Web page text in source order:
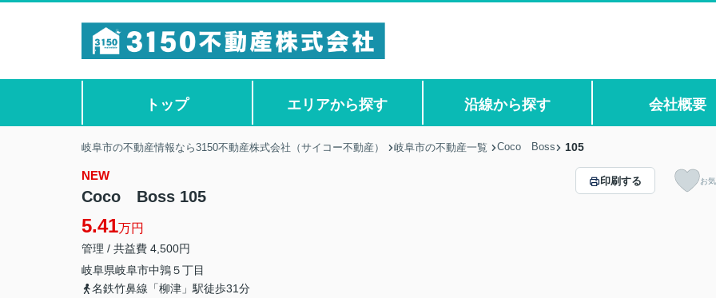
トップ エリアから探す 沿線から探す 会社概要
岐阜市の不動産情報なら3150不動産株式会社（サイコー不動産） 岐阜市の不動産一覧 Coco Boss 105
NEW
Coco Boss 105
5.41万円
管理 / 共益費 4,500円
岐阜県岐阜市中鶉５丁目
名鉄竹鼻線「柳津」駅徒歩31分
印刷する お